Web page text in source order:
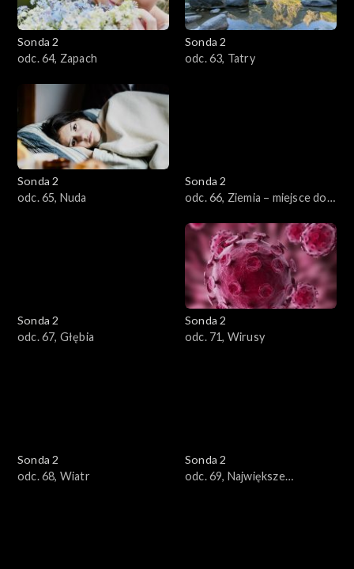
Sonda 2
odc. 64, Zapach
Sonda 2
odc. 63, Tatry
Sonda 2
odc. 65, Nuda
Sonda 2
odc. 66, Ziemia – miejsce do
Sonda 2
odc. 67, Głębia
Sonda 2
odc. 71, Wirusy
Sonda 2
odc. 68, Wiatr
Sonda 2
odc. 69, Największe